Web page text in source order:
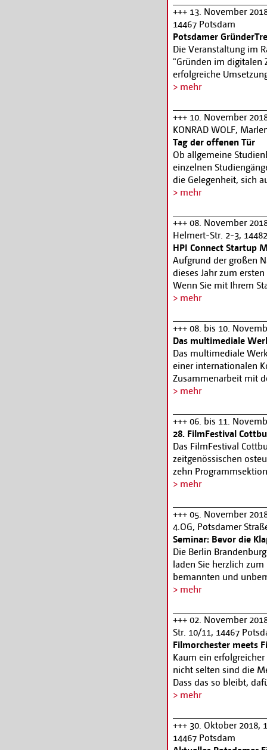
führende
umfangreiches
Informationen:
Anmeldung:
+++ 13. November
14467 Potsdam
Potsdamer
Die Veranstaltung im
"Gründen im digitalen
erfolgreiche
Thementischen
Marketing – was heißt
Impressum,
www.potsdam.de
> mehr
+++ 10. November
KONRAD WOLF,
Tag der offenen Tür
Ob allgemeine
einzelnen
die Gelegenheit, sich
Studieninhalte und -
Jobvermittlung zu
Familienbüro der
unterstützende
aktuelle Projekte und
für den gibt es eine
großen Kino der
wieder in geführten
Schnitt- und
> mehr
+++ 08. November
Helmert-Str. 2-3,
HPI Connect Startup
Aufgrund der großen
dieses Jahr zum
Wenn Sie mit Ihrem
Mail an
Entscheidung über die
November werden
Alumni des HPI
Unternehmen
insgesamt neun HPI
auch erstmalig
> mehr
+++ 08. bis 10.
Das multimediale
Das multimediale
einer internationalen
Zusammenarbeit mit
lautet „Du hast keine
und sein
regionales
teils anarchistischem
aber ebenso auch in
und Sprachverlust,
Entfremdung,
und mit Heimat und
Surrealen.
Brandenburgische
Bildungsforum
> mehr
+++ 06. bis 11.
28. FilmFestival
Das FilmFestival
zeitgenössischen
zehn
Möglichkeit,
erleben. Insgesamt
vergeben, die mit
dotiert sind. Eine
den Hauptpreis für
Regie sowie die
erhalten zusätzlich
(sorbisch: die
Kurz- und Debütfilme
> mehr
+++ 05. November
4.OG, Potsdamer
Seminar: Bevor die
Die Berlin
laden Sie herzlich
bemannten und
künstlerisches Mittel
Unstimmigkeiten in
Mittelpunkt stehen
Rahmenbedingungen
Brandenburg.
die Unterschreitung
Drohnennutzungen,
von Wasserstraßen
Einordnung der
die Zuständigkeiten
> mehr
+++ 02. November
Str. 10/11, 14467
Filmorchester meets
Kaum ein
nicht selten sind die
Dass das so bleibt,
tatkräftiger
November 2018
Das Publikum
wenn junge Talente
> mehr
+++ 30. Oktober 2018,
14467 Potsdam